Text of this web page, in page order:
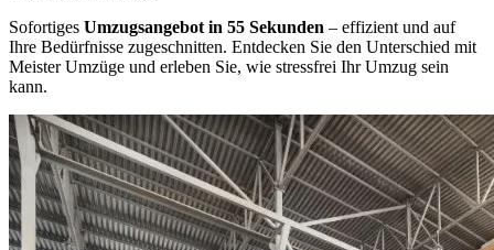
Sofortiges Umzugsangebot in 55 Sekunden – effizient und auf
Ihre Bedürfnisse zugeschnitten. Entdecken Sie den Unterschied mit
Meister Umzüge und erleben Sie, wie stressfrei Ihr Umzug sein
kann.